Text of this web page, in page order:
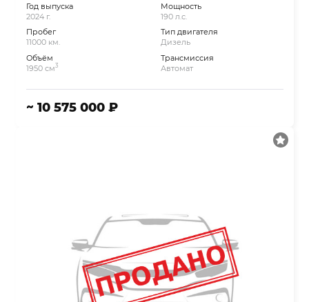
Год выпуска
2024 г.
Пробег
11000 км.
Объём
1950 см3
Мощность
190 л.с.
Тип двигателя
Дизель
Трансмиссия
Автомат
~ 10 575 000 ₽